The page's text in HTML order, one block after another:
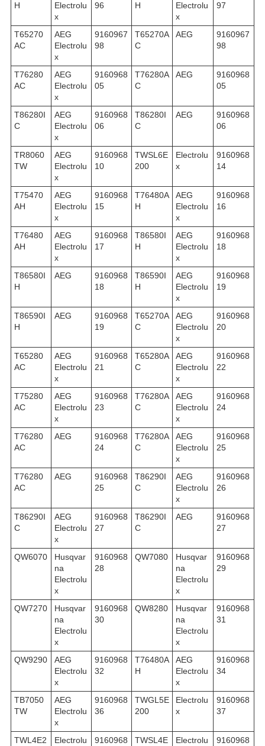
H
Electrolu
x
96
H
Electrolu
x
97
T65270
AC
AEG
Electrolu
x
9160967
98
T65270A
C
AEG
9160967
98
T76280
AC
AEG
Electrolu
x
9160968
05
T76280A
C
AEG
9160968
05
T86280I
C
AEG
Electrolu
x
9160968
06
T86280I
C
AEG
9160968
06
TR8060
TW
AEG
Electrolu
x
9160968
10
TWSL6E
200
Electrolu
x
9160968
14
T75470
AH
AEG
Electrolu
x
9160968
15
T76480A
H
AEG
Electrolu
x
9160968
16
T76480
AH
AEG
Electrolu
x
9160968
17
T86580I
H
AEG
Electrolu
x
9160968
18
T86580I
H
AEG
9160968
18
T86590I
H
AEG
Electrolu
x
9160968
19
T86590I
H
AEG
9160968
19
T65270A
C
AEG
Electrolu
x
9160968
20
T65280
AC
AEG
Electrolu
x
9160968
21
T65280A
C
AEG
Electrolu
x
9160968
22
T75280
AC
AEG
Electrolu
x
9160968
23
T76280A
C
AEG
Electrolu
x
9160968
24
T76280
AC
AEG
9160968
24
T76280A
C
AEG
Electrolu
x
9160968
25
T76280
AC
AEG
9160968
25
T86290I
C
AEG
Electrolu
x
9160968
26
T86290I
C
AEG
Electrolu
x
9160968
27
T86290I
C
AEG
9160968
27
QW6070
Husqvar
na
Electrolu
x
9160968
28
QW7080
Husqvar
na
Electrolu
x
9160968
29
QW7270
Husqvar
na
Electrolu
x
9160968
30
QW8280
Husqvar
na
Electrolu
x
9160968
31
QW9290
AEG
Electrolu
x
9160968
32
T76480A
H
AEG
Electrolu
x
9160968
34
TB7050
TW
AEG
Electrolu
x
9160968
36
TWGL5E
200
Electrolu
x
9160968
37
TWL4E2
Electrolu
9160968
TWSL4E
Electrolu
9160968